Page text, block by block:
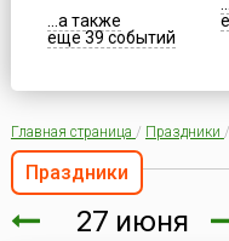
...а также
еще 39 событий
Главная страница / Праздники /
Праздники
27 июня